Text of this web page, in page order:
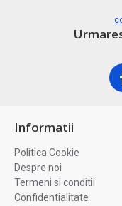
Informatii
Politica Cookie
Despre noi
Termeni si conditii
Confidentialitate